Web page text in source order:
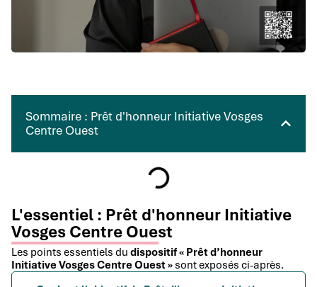
Sommaire : Prêt d'honneur Initiative Vosges
Centre Ouest
L'essentiel : Prêt d'honneur Initiative
Vosges Centre Ouest
Les points essentiels du dispositif « Prêt d’honneur
Initiative Vosges Centre Ouest » sont exposés ci-après.